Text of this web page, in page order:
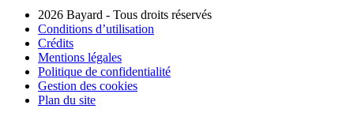
2026 Bayard - Tous droits réservés
Conditions d’utilisation
Crédits
Mentions légales
Politique de confidentialité
Gestion des cookies
Plan du site